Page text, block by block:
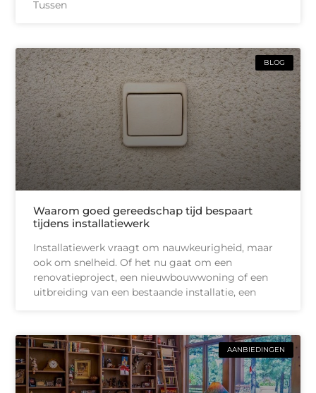
Tussen
BLOG
Waarom goed gereedschap tijd bespaart
tijdens installatiewerk
Installatiewerk vraagt om nauwkeurigheid, maar
ook om snelheid. Of het nu gaat om een
renovatieproject, een nieuwbouwwoning of een
uitbreiding van een bestaande installatie, een
AANBIEDINGEN